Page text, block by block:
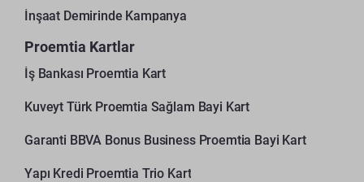
İnşaat Demirinde Kampanya
Proemtia Kartlar
İş Bankası Proemtia Kart
Kuveyt Türk Proemtia Sağlam Bayi Kart
Garanti BBVA Bonus Business Proemtia Bayi Kart
Yapı Kredi Proemtia Trio Kart